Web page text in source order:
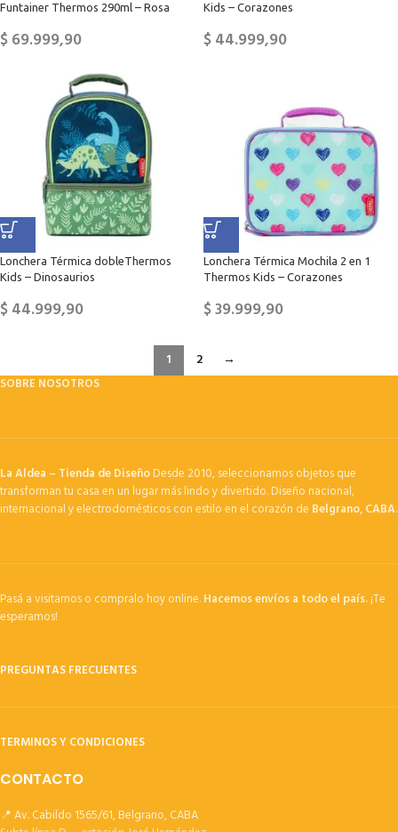
Funtainer Thermos 290ml – Rosa
$69.999,90
Kids – Corazones
$44.999,90
Lonchera Térmica dobleThermos
Kids – Dinosaurios
$44.999,90
Lonchera Térmica Mochila 2 en 1
Thermos Kids – Corazones
$39.999,90
1 2 →
SOBRE NOSOTROS
La Aldea – Tienda de DiseñoDesde 2010, seleccionamos objetos que
transforman tu casa en un lugar más lindo y divertido. Diseño nacional,
internacional y electrodomésticos con estilo en el corazón de Belgrano, CABA.
Pasá a visitarnos o compralo hoy online.Hacemos envíos a todo el país.¡Te
esperamos!
PREGUNTAS FRECUENTES
TERMINOS Y CONDICIONES
CONTACTO
📍 Av. Cabildo 1565/61, Belgrano, CABA